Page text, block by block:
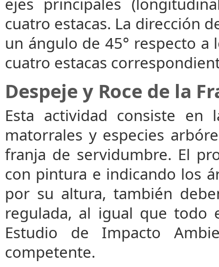
cuatro estacas. La dirección
un ángulo de 45° respecto a
cuatro estacas
Despeje y Roce de la
Esta actividad consiste
matorrales y especies
franja de servidumbre. El
con pintura e indicando los
por su altura, también
regulada, al igual que todo
Estudio de Impacto
competente.